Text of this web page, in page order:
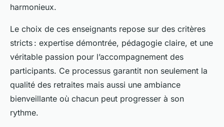
harmonieux.
Le choix de ces enseignants repose sur des critères
stricts : expertise démontrée, pédagogie claire, et une
véritable passion pour l’accompagnement des
participants. Ce processus garantit non seulement la
qualité des retraites mais aussi une ambiance
bienveillante où chacun peut progresser à son
rythme.